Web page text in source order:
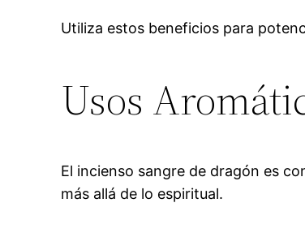
Utiliza estos beneficios para
Usos
El incienso sangre de dragón es
más allá de lo espiritual.